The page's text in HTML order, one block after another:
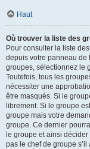
Haut
Où trouver la liste des
Pour consulter la liste
depuis votre panneau de
groupes, sélectionnez le
Toutefois, tous les
nécessiter une
être masqués. Si le
librement. Si le groupe
groupe mais votre
groupe. Ce dernier
le groupe et ainsi décider
pas le chef de groupe